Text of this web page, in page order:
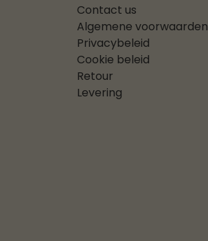
Contact us
Algemene voorwaarden
Privacybeleid
Cookie beleid
Retour
Levering